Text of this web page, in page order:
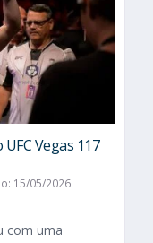
Vegas 117
15/05/2026
com uma